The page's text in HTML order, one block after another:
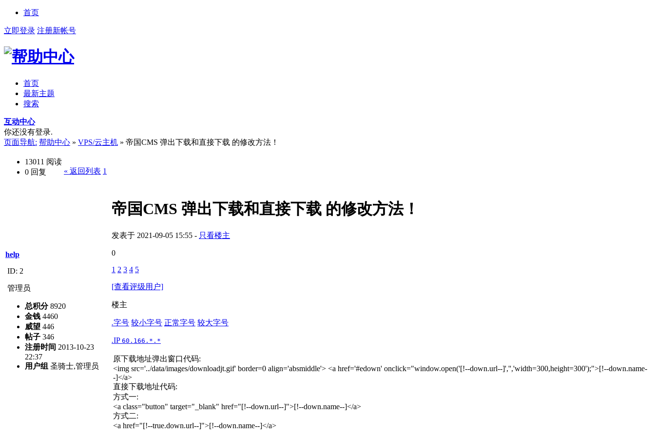
首页
立即登录 注册新帐号
首页
最新主题
搜索
互动中心
你还没有登录.
页面导航: 帮助中心 » VPS/云主机 » 帝国CMS 弹出下载和直接下载 的修改方法！
13011 阅读
0 回复 « 返回列表 1
help
ID: 2
管理员
总积分8920
金钱 4460
威望 446
帖子 346
注册时间 2013-10-23
22:37
用户组 圣骑士,管理员
帝国CMS 弹出下载和直接下载 的修改方法！
发表于 2021-09-05 15:55 - 只看楼主
0
1 2 3 4 5
[查看评级用户]
楼主
.字号 较小字号 正常字号 较大字号
.IP 60.166.*.*
原下载地址弹出窗口代码:
<img src='../data/images/downloadjt.gif' border=0 align='absmiddle'> <a href='#edown' onclick="window.open('[!--down.url--]','','width=300,height=300');">[!--down.name-
-]</a>
直接下载地址代码:
方式一:
<a class="button" target="_blank" href="[!--down.url--]">[!--down.name--]</a>
方式二:
<a href="[!--true.down.url--]">[!--down.name--]</a>